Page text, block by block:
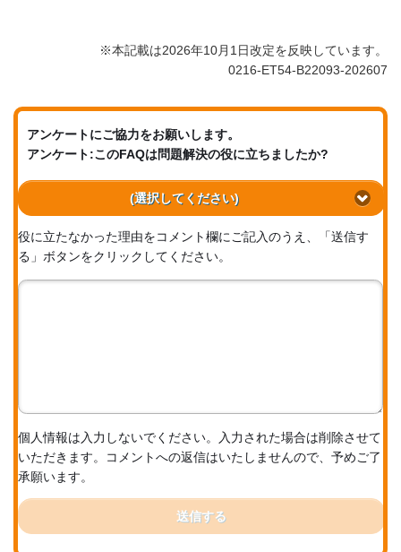
※本記載は2026年10月1日改定を反映しています。
0216-ET54-B22093-202607
アンケートにご協力をお願いします。
アンケート:このFAQは問題解決の役に立ちましたか?
(選択してください)
役に立たなかった理由をコメント欄にご記入のうえ、「送信す
る」ボタンをクリックしてください。
個人情報は入力しないでください。入力された場合は削除させて
いただきます。コメントへの返信はいたしませんので、予めご了
承願います。
送信する